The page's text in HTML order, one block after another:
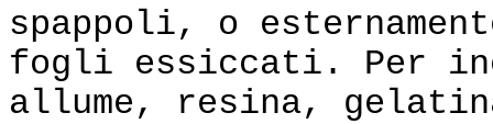
spappoli, o
fogli essiccati. Per
allume, resina,